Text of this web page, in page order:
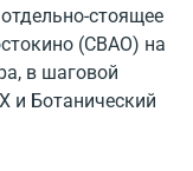
стоящее
(СВАО) на
в шаговой
и Ботанический
этажей.
площадь - 9 275